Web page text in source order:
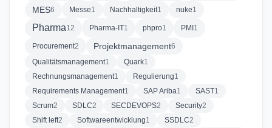
MES6 Messe1 Nachhaltigkeit1 nuke1
Pharma12 Pharma-IT1 phpro1 PMI 1
Procurement2 Projektmanagement6
Qualitätsmanagement1 Quark1
Rechnungsmanagement1 Regulierung1
Requirements Management1 SAP Ariba1 SAST1
Scrum2 SDLC2 SECDEVOPS2 Security2
Shift left2 Softwareentwicklung1 SSDLC2